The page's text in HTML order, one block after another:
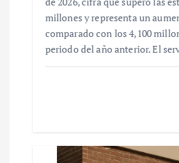
millones y representa un
comparado con los 4,100
periodo del año anterior. El